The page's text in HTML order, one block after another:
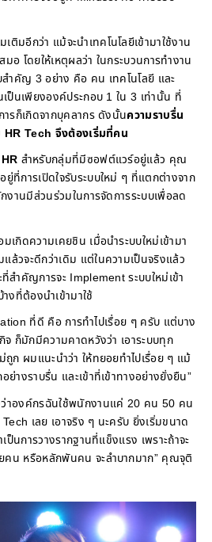
มอีกว่า แม้จะนำเทคโนโลยีเข้ามาใช้งาน
อ โดยให้เหตุผลว่า ในกระบวนการทำงาน
ำคัญ 3 อย่าง คือ คน เทคโนโลยี และ
เป็นเพียงองค์ประกอบ 1 ใน 3 เท่านั้น ที่
ารก็เกิดจากบุคลากร ดังนั้นความราบรื่น
Tech จึงต้องเริ่มที่คน
สำหรับกลุ่มที่มีซอฟต์แวร์อยู่แล้ว คุณ
ที่การเปิดใจรับระบบใหม่ ๆ ที่แตกต่างจาก
งานมีส่วนร่วมในการจัดการระบบเพื่อลด
เกิดความเคยชิน เมื่อนำระบบใหม่เข้ามา
ล้วจะดีกว่าเดิม แต่ในความเป็นจริงแล้ว
สำคัญการจะ Implement ระบบใหม่เข้า
งที่ต้องนำเข้ามาใช้
ที่ดี คือ การทำไปเรื่อย ๆ ครับ แต่บาง
จ ก็มักมีความคาดหวังว่า เอาระบบทุก
ถูก ผมแนะนำว่า ให้ทยอยทำไปเรื่อย ๆ แม้
ย่างราบรื่น และเข้าที่เข้าทางอย่างยั่งยืน”
าองค์กรฉันใช้พนักงานแค่ 20 คน 50 คน
Tech เลย เอาจริง ๆ นะครับ ยิ่งเริ่มขนาด
ป็นการวางรากฐานที่แข็งแรง เพราะถ้าจะ
น หรือหลักพันคน จะลำบากมาก” คุณจุติ